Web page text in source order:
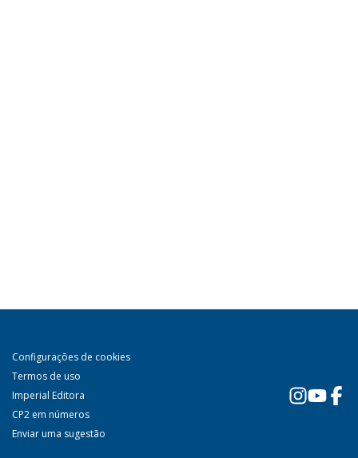
Configurações de cookies
Termos de uso
Imperial Editora
CP2 em números
Enviar uma sugestão